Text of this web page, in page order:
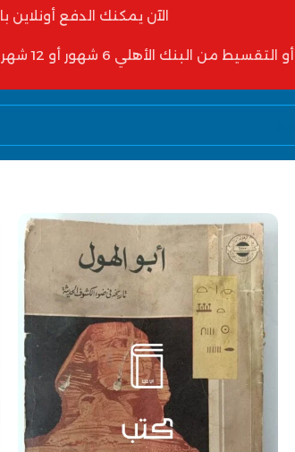
الآن يمكنك الدفع أونلاين
أو التقسيط من البنك الأهلي 6 شهور أو 12 شهر أو شركات التمويل مثل فاليو وامان وسهولة